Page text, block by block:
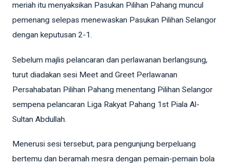
meriah itu menyaksikan Pasukan Pilihan Pahang muncul
pemenang selepas menewaskan Pasukan Pilihan Selangor
dengan keputusan 2-1.
Sebelum majlis pelancaran dan perlawanan berlangsung,
turut diadakan sesi Meet and Greet Perlawanan
Persahabatan Pilihan Pahang menentang Pilihan Selangor
sempena pelancaran Liga Rakyat Pahang 1st Piala Al-
Sultan Abdullah.
Menerusi sesi tersebut, para pengunjung berpeluang
bertemu dan beramah mesra dengan pemain-pemain bola